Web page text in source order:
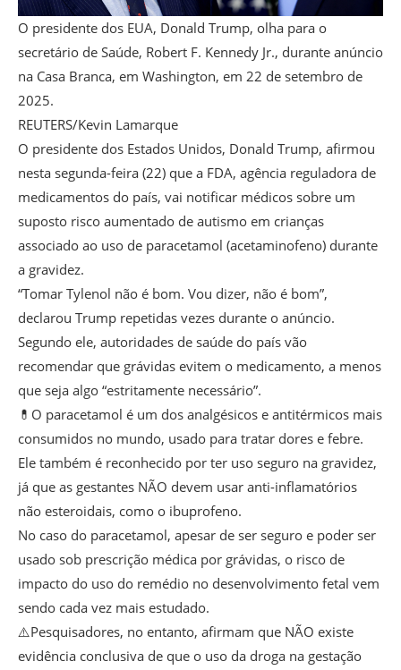
O presidente dos EUA, Donald Trump, olha para o
secretário de Saúde, Robert F. Kennedy Jr., durante anúncio
na Casa Branca, em Washington, em 22 de setembro de
2025.
REUTERS/Kevin Lamarque
O presidente dos Estados Unidos, Donald Trump, afirmou
nesta segunda-feira (22) que a FDA, agência reguladora de
medicamentos do país, vai notificar médicos sobre um
suposto risco aumentado de autismo em crianças
associado ao uso de paracetamol (acetaminofeno) durante
a gravidez.
“Tomar Tylenol não é bom. Vou dizer, não é bom”,
declarou Trump repetidas vezes durante o anúncio.
Segundo ele, autoridades de saúde do país vão
recomendar que grávidas evitem o medicamento, a menos
que seja algo “estritamente necessário”.
💊O paracetamol é um dos analgésicos e antitérmicos mais
consumidos no mundo, usado para tratar dores e febre.
Ele também é reconhecido por ter uso seguro na gravidez,
já que as gestantes NÃO devem usar anti-inflamatórios
não esteroidais, como o ibuprofeno.
No caso do paracetamol, apesar de ser seguro e poder ser
usado sob prescrição médica por grávidas, o risco de
impacto do uso do remédio no desenvolvimento fetal vem
sendo cada vez mais estudado.
⚠️Pesquisadores, no entanto, afirmam que NÃO existe
evidência conclusiva de que o uso da droga na gestação